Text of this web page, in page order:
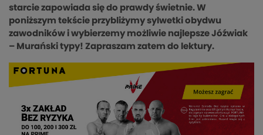
starcie zapowiada się do prawdy świetnie. W
poniższym tekście przybliżymy sylwetki obydwu
zawodników i wybierzemy możliwie najlepsze Jóźwiak
– Murański typy! Zapraszam zatem do lektury.